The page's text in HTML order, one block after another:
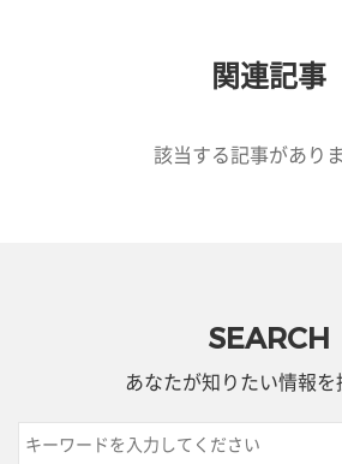
関連記事
該当する記事があり
SEARCH
あなたが知りたい情報を